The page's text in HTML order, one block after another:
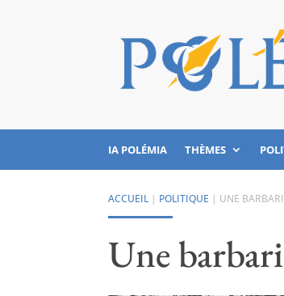
IA POLÉMIA THÈMES
ACCUEIL | POLITIQUE | UNE
Une